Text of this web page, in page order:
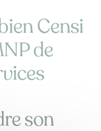
Censi
de
son